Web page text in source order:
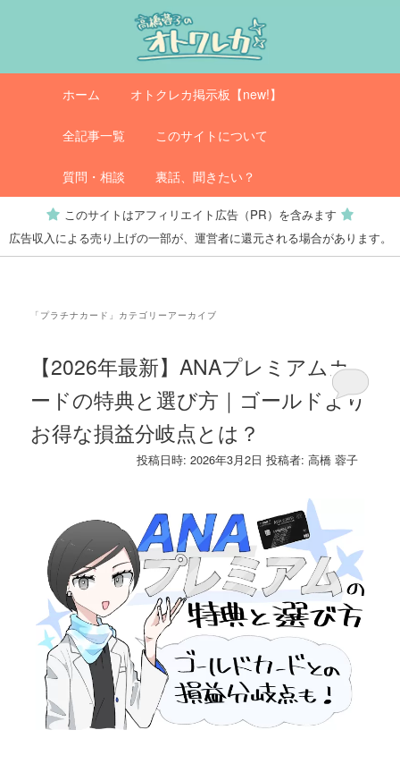
へ
動
移
オトクレカ
ュ
ホーム オトクレカ掲示板【new!】
全記事一覧 このサイトについて
質問・相談 裏話、聞きたい？
このサイトはアフィリエイト広告（PR）を含みます
広告収入による売り上げの一部が、運営者に還元される場合があります。
「 プラチナカード 」カテゴリーアーカイブ
【2026年最新】ANAプレミアムカ
ードの特典と選び方｜ゴールドより
お得な損益分岐点とは？
投稿日時:2026年3月2日 投稿者:高橋 蓉子